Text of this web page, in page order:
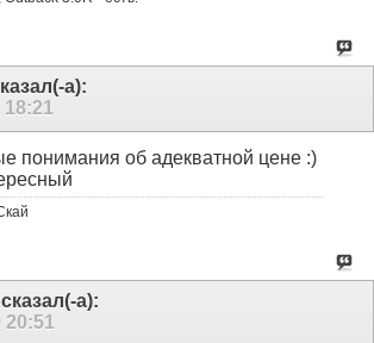
а):
18:21
понимания об адекватной цене :)
сказал(-а):
20:51